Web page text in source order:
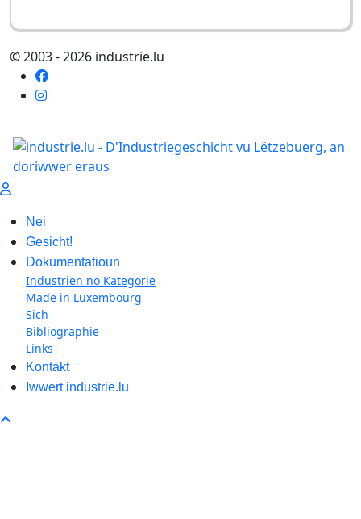
© 2003 - 2026 industrie.lu
Nei
Gesicht!
Dokumentatioun
Industrien no Kategorie
Made in Luxembourg
Sich
Bibliographie
Links
Kontakt
Iwwert industrie.lu